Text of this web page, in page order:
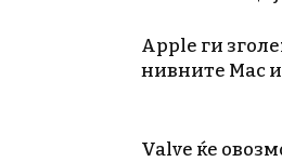
Apple ги
нивните Mac
Valve ќе